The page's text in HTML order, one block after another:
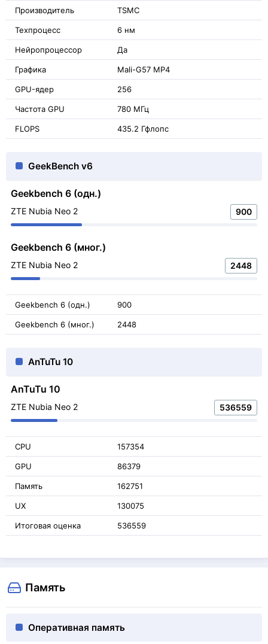
Производитель TSMC
Техпроцесс 6 нм
Нейропроцессор Да
Графика Mali-G57 MP4
GPU-ядер 256
Частота GPU 780 МГц
FLOPS 435.2 Гфлопс
GeekBench v6
Geekbench 6 (одн.)
ZTE Nubia Neo 2 900
Geekbench 6 (мног.)
ZTE Nubia Neo 2 2448
Geekbench 6 (одн.) 900
Geekbench 6 (мног.) 2448
AnTuTu 10
AnTuTu 10
ZTE Nubia Neo 2 536559
CPU 157354
GPU 86379
Память 162751
UX 130075
Итоговая оценка 536559
Память
Оперативная память